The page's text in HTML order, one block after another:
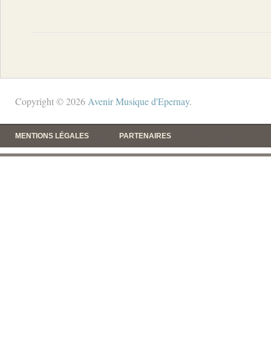
Copyright © 2026 Avenir Musique d'Epernay.
MENTIONS LÉGALES PARTENAIRES